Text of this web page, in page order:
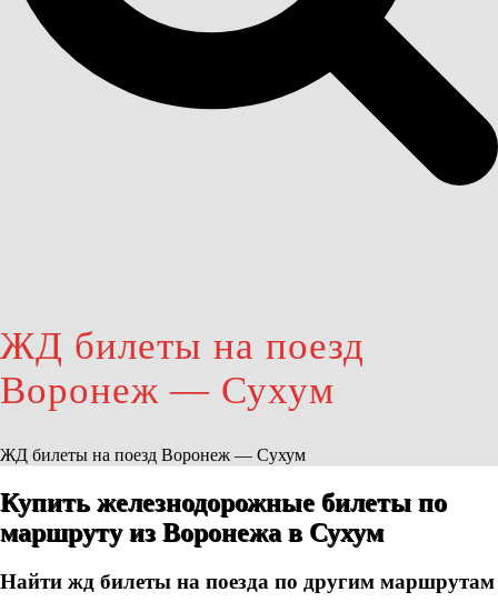
ЖД билеты на поезд
Воронеж — Сухум
ЖД билеты на поезд Воронеж — Сухум
Купить железнодорожные билеты по
маршруту из Воронежа в Сухум
Найти жд билеты на поезда по другим маршрутам